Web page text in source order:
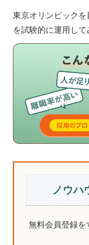
東京オリンピック
を試験的に運用して
ノウハ
無料会員登録を